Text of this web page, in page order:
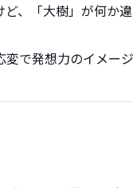
、「大樹」が何か違
変で発想力のイメー